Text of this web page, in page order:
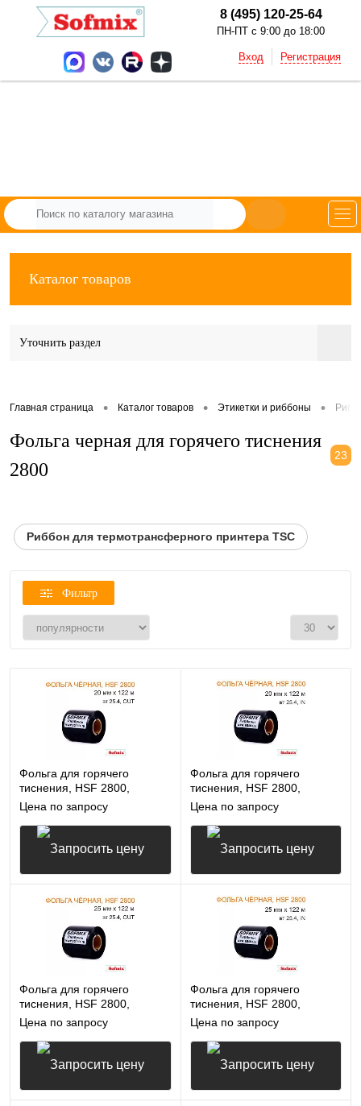
8 (495) 120-25-64
ПН-ПТ с 9:00 до 18:00
Вход Регистрация
Каталог товаров
Уточнить раздел
Главная страница • Каталог товаров • Этикетки и риббоны •
Фольга черная для горячего тиснения
2800
23
Риббон для термотрансферного принтера TSC
Фильтр
Фольга для горячего
тиснения, HSF 2800,
20мм*122м, вт25.4, OUT,
чёрная
Цена по запросу
Запросить цену
Фольга для горячего
тиснения, HSF 2800,
20мм*122м, вт25.4, IN,
чёрная
Цена по запросу
Запросить цену
Фольга для горячего
тиснения, HSF 2800,
25мм*122м, вт25.4, OUT,
чёрная
Цена по запросу
Фольга для горячего
тиснения, HSF 2800,
25мм*122м, вт25.4, IN,
чёрная
Цена по запросу